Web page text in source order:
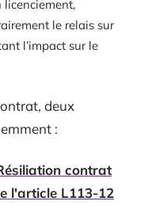
licenciement,
le relais sur
l’impact sur le
deux
:
contrat
l'article L113-12